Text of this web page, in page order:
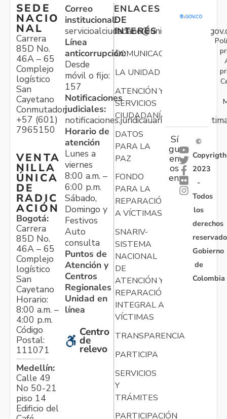
SEDE
NACIO
NAL
Carrera
85D No.
46A – 65
Complejo
logístico
San
Cayetano
Conmutador:
+57 (601)
7965150
VENTA
NILLA
ÚNICA
DE
RADIC
ACIÓN
Bogotá:
Carrera
85D No.
46A – 65
Complejo
logístico
San
Cayetano
Horario:
8:00 a.m. –
4:00 p.m.
Código
Postal:
111071
Medellín:
Calle 49
No 50-21
piso 14
Edificio del
Correo
institucional:
Línea
anticorrupción:
Desde
móvil o fijo:
157
Notificaciones
judiciales:
Horario de
atención
Lunes a
viernes
8:00 a.m. –
6:00 p.m.
Sábado,
Domingo y
Festivos
Auto
consulta
Puntos de
Atención y
Centros
Regionales
Unidad en
línea
Centro
de
relevo
ENLACES
DE
INTERÉS
COMUNICACIONES
LA UNIDAD
ATENCIÓN Y
SERVICIOS
CIUDADANÍA
DATOS
PARA LA
PAZ
FONDO
PARA LA
REPARACIÓN
A VÍCTIMAS
SNARIV-
SISTEMA
NACIONAL
DE
ATENCIÓN Y
REPARACIÓN
INTEGRAL A
VÍCTIMAS
TRANSPARENCIA
PARTICIPA
SERVICIOS
Y
TRÁMITES
PARTICIPACIÓN
Sí
gu
en
os
en:
©
Copyrigth
2023
-
Todos
los
derechos
Gobierno
de
Colombia